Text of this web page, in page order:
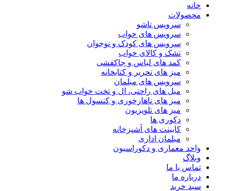
خانه
محصولات
سرویس تاشو
سرویس های خواب
سرویس های کودک و نوجوان
تشک و کالای خواب
کمد های لباس و جاکفشی
میز های تحریر و کتابخانه
سرویس های مبلمان
مبل های راحتی، ال و تخت خواب شو
میز های ناهارخوری و کنسول ها
میز های تلویزیون
دکوری ها
کابینت های آشپزخانه
مبلمان اداری
واحد معماری و دکوراسیون
وبلاگ
تماس با ما
درباره ما
سبد خرید